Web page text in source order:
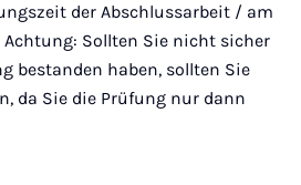
der Abschlussarbeit / am
Achtung: Sollten Sie nicht sicher
bestanden haben, sollten Sie
da Sie die Prüfung nur dann